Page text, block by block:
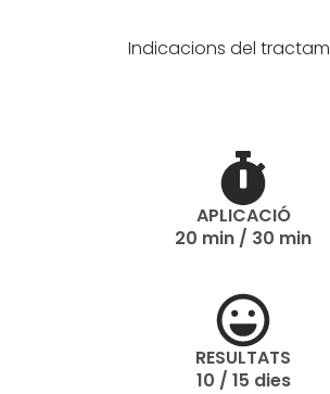
Indicacions del
APLICACIÓ
20 min / 30 min
RESULTATS
10 / 15 dies